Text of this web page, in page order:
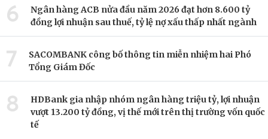
6
Ngân hàng ACB nửa đầu năm 2026 đạt hơn 8.600 tỷ
đồng lợi nhuận sau thuế, tỷ lệ nợ xấu thấp nhất ngành
7
SACOMBANK công bố thông tin miễn nhiệm hai Phó
Tổng Giám Đốc
8
HDBank gia nhập nhóm ngân hàng triệu tỷ, lợi nhuận
vượt 13.200 tỷ đồng, vị thế mới trên thị trường vốn quốc
tế